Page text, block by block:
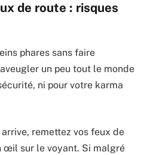
de route : risques
phares sans faire
un peu tout le monde
ni pour votre karma
arrive, remettez vos feux de
œil sur le voyant. Si malgré